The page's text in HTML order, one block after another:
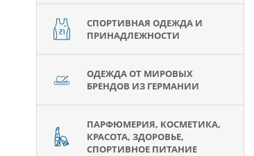
СПОРТИВНАЯ ОДЕЖДА И
ПРИНАДЛЕЖНОСТИ
ОДЕЖДА ОТ МИРОВЫХ
БРЕНДОВ ИЗ ГЕРМАНИИ
ПАРФЮМЕРИЯ, КОСМЕТИКА,
КРАСОТА, ЗДОРОВЬЕ,
СПОРТИВНОЕ ПИТАНИЕ